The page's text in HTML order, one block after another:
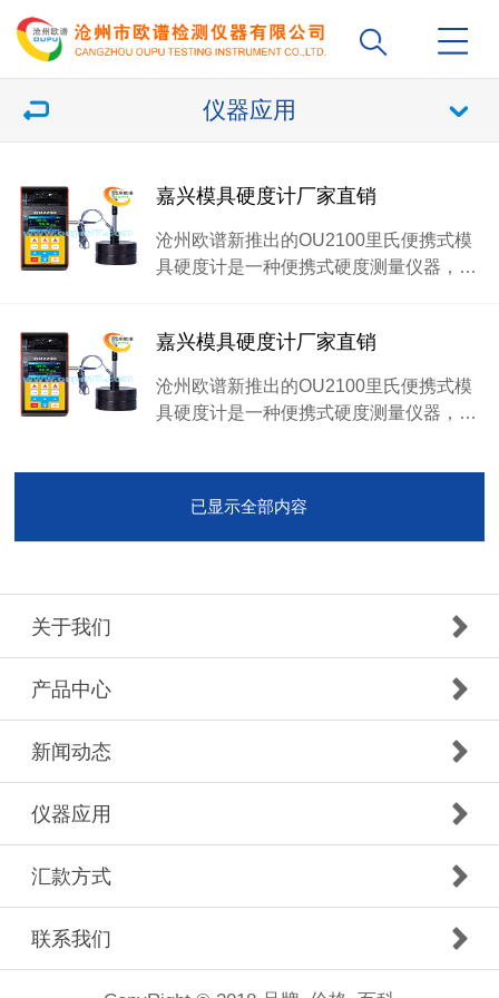
仪器应用
嘉兴模具硬度计厂家直销
沧州欧谱新推出的OU2100里氏便携式模
具硬度计是一种便携式硬度测量仪器，…
嘉兴模具硬度计厂家直销
沧州欧谱新推出的OU2100里氏便携式模
具硬度计是一种便携式硬度测量仪器，…
已显示全部内容
关于我们
产品中心
新闻动态
仪器应用
汇款方式
联系我们